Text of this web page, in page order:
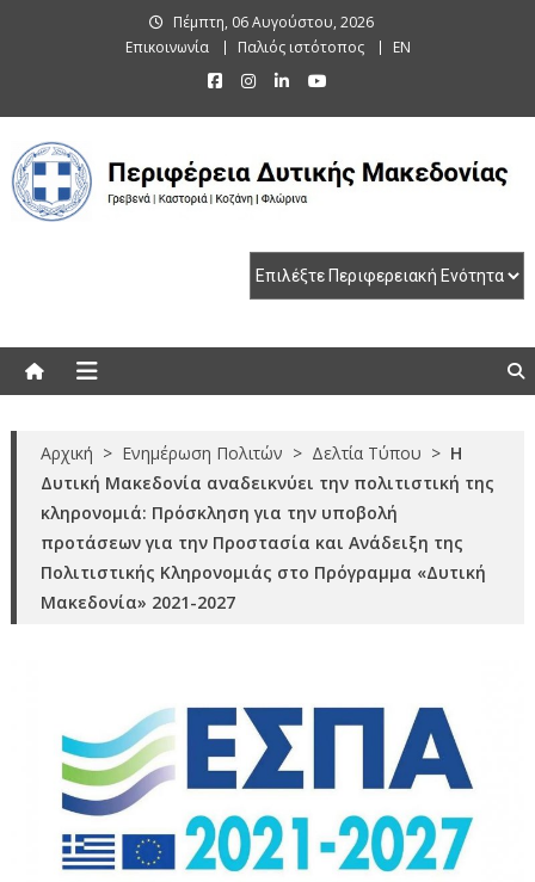
Πέμπτη, 06 Αυγούστου, 2026
Επικοινωνία
Παλιός ιστότοπος EN
Αρχική > Ενημέρωση Πολιτών > Δελτία Τύπου > Η
Δυτική Μακεδονία αναδεικνύει την πολιτιστική της
κληρονομιά: Πρόσκληση για την υποβολή
προτάσεων για την Προστασία και Ανάδειξη της
Πολιτιστικής Κληρονομιάς στο Πρόγραμμα «Δυτική
Μακεδονία» 2021-2027